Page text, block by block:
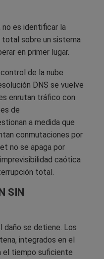
es identificar la
total sobre un sistema
en primer lugar.
de la nube
DNS se vuelve
enrutan tráfico con
de
a medida que
conmutaciones por
no se apaga por
caótica
total.
SIN
daño se detiene. Los
integrados en el
el tiempo suficiente